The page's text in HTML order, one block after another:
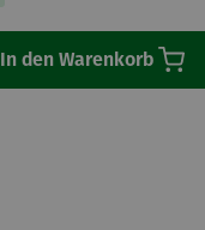
In den Warenkorb